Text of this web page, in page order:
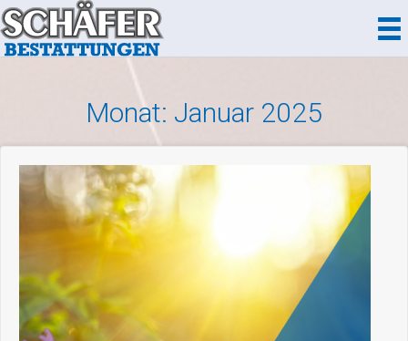
Zum
Inhalt
springen
Monat: Januar 2025